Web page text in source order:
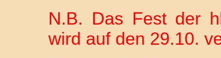
N.B. Das Fest der
wird auf den 29.10.